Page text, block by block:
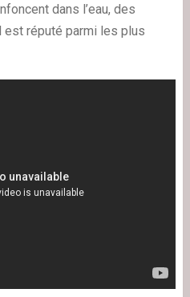
dans l’eau, des
réputé parmi les plus